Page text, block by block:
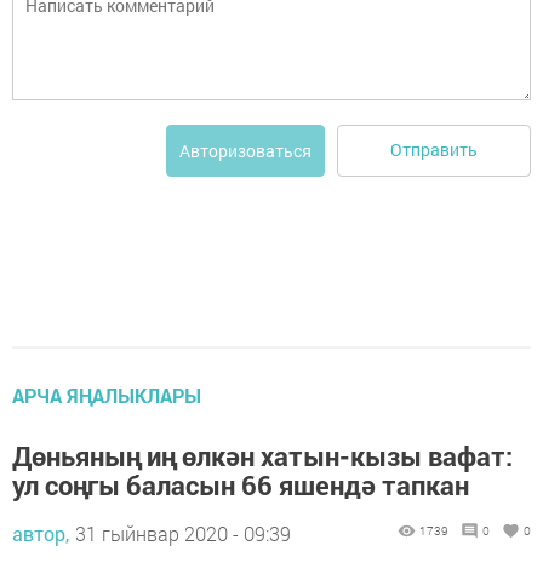
Авторизоваться Отправить
АРЧА ЯҢАЛЫКЛАРЫ
Дөньяның иң өлкән хатын-кызы вафат:
ул соңгы баласын 66 яшендә тапкан
автор, 31 гыйнвар 2020 - 09:39 1739 0 0